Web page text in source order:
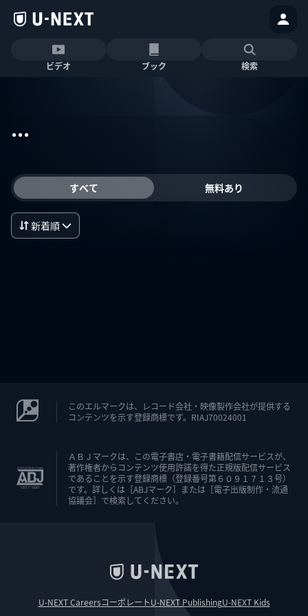
ビデオ ブック 検索
...
すべて 無料あり
新着順
このエルマークは、レコード会社・映像製作会社が提供する
コンテンツを示す登録商標です。RIAJ70024001
ＡＢＪマークは、この電子書店・電子書籍配信サービスが、
著作権者からコンテンツ使用許諾を得た正規版配信サービス
であることを示す登録商標（登録番号第６０９１７１３号）
です。詳しくは［ABJマーク］または［電子出版制作・流通
協議会］で検索してください。
U-NEXT CareersコーポレートU-NEXT PublishingU-NEXT Kids